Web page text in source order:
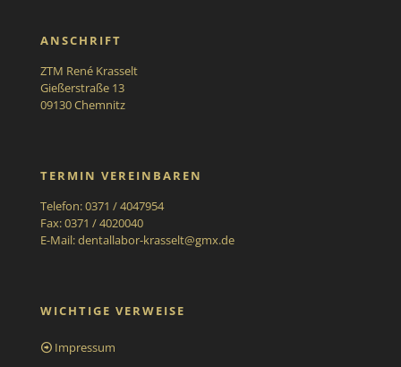
ANSCHRIFT
ZTM René Krasselt
Gießerstraße 13
09130 Chemnitz
TERMIN VEREINBAREN
Telefon: 0371 / 4047954
Fax: 0371 / 4020040
E-Mail:dentallabor-krasselt@gmx.de
WICHTIGE VERWEISE
Impressum